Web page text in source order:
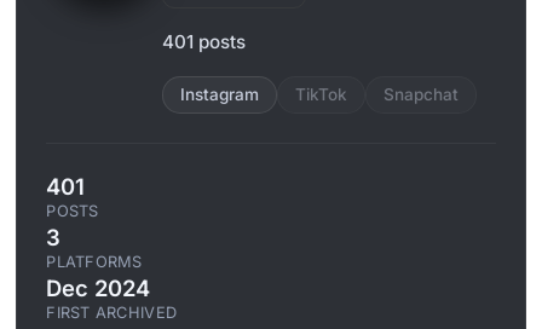
401 posts
Instagram TikTok Snapchat
401
POSTS
3
PLATFORMS
Dec 2024
FIRST ARCHIVED